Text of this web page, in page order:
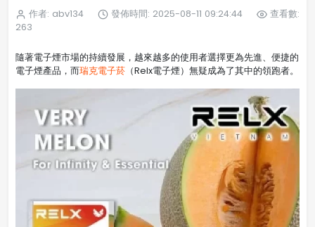
作者: abv134 發佈時間: 2025-08-11 09:24:44
查看數:
263
隨著電子煙市場的持續發展，越來越多的使用者選擇更為先進、便捷的
電子煙產品，而瑞克電子菸 （Relx電子煙）無疑成為了其中的領跑者。